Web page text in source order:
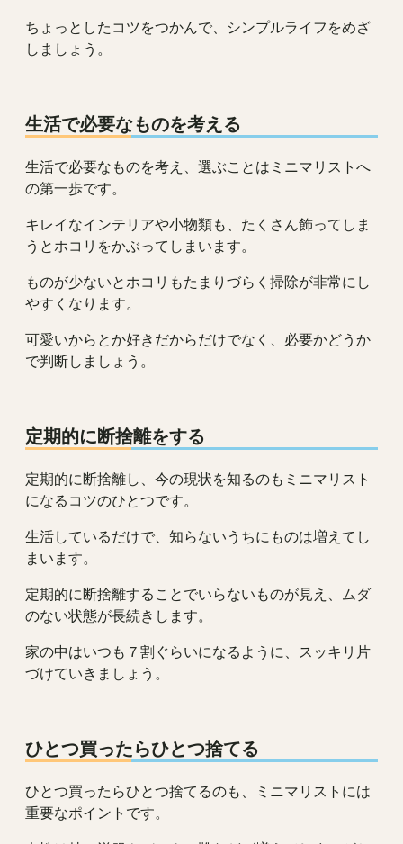
ちょっとしたコツをつかんで、シンプルライフをめざ
しましょう。
生活で必要なものを考える
生活で必要なものを考え、選ぶことはミニマリストへ
の第一歩です。
キレイなインテリアや小物類も、たくさん飾ってしま
うとホコリをかぶってしまいます。
ものが少ないとホコリもたまりづらく掃除が非常にし
やすくなります。
可愛いからとか好きだからだけでなく、必要かどうか
で判断しましょう。
定期的に断捨離をする
定期的に断捨離し、今の現状を知るのもミニマリスト
になるコツのひとつです。
生活しているだけで、知らないうちにものは増えてし
まいます。
定期的に断捨離することでいらないものが見え、ムダ
のない状態が長続きします。
家の中はいつも７割ぐらいになるように、スッキリ片
づけていきましょう。
ひとつ買ったらひとつ捨てる
ひとつ買ったらひとつ捨てるのも、ミニマリストには
重要なポイントです。